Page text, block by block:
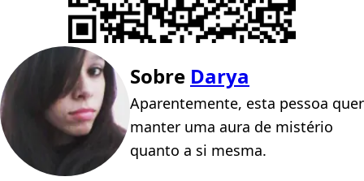
Sobre Darya
Aparentemente, esta pessoa quer
manter uma aura de mistério
quanto a si mesma.